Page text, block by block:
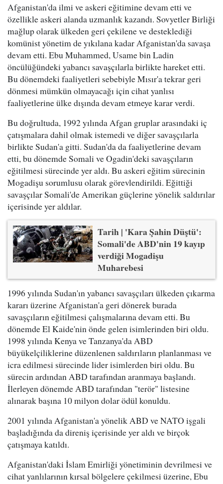
Afganistan'da ilmi ve askeri eğitimine devam etti ve
özellikle askeri alanda uzmanlık kazandı. Sovyetler Birliği
mağlup olarak ülkeden geri çekilene ve desteklediği
komünist yönetim de yıkılana kadar Afganistan'da savaşa
devam etti. Ebu Muhammed, Usame bin Ladin
öncülüğündeki yabancı savaşçılarla birlikte hareket etti.
Bu dönemdeki faaliyetleri sebebiyle Mısır'a tekrar geri
dönmesi mümkün olmayacağı için cihat yanlısı
faaliyetlerine ülke dışında devam etmeye karar verdi.
Bu doğrultuda, 1992 yılında Afgan gruplar arasındaki iç
çatışmalara dahil olmak istemedi ve diğer savaşçılarla
birlikte Sudan'a gitti. Sudan'da da faaliyetlerine devam
etti, bu dönemde Somali ve Ogadin'deki savaşçıların
eğitilmesi sürecinde yer aldı. Bu askeri eğitim sürecinin
Mogadişu sorumlusu olarak görevlendirildi. Eğittiği
savaşçılar Somali'de Amerikan güçlerine yönelik saldırılar
içerisinde yer aldılar.
Tarih | 'Kara Şahin Düştü':
Somali'de ABD'nin 19 kayıp
verdiği Mogadişu
Muharebesi
1996 yılında Sudan'ın yabancı savaşçıları ülkeden çıkarma
kararı üzerine Afganistan'a geri dönerek burada
savaşçıların eğitilmesi çalışmalarına devam etti. Bu
dönemde El Kaide'nin önde gelen isimlerinden biri oldu.
1998 yılında Kenya ve Tanzanya'da ABD
büyükelçiliklerine düzenlenen saldırıların planlanması ve
icra edilmesi sürecinde lider isimlerden biri oldu. Bu
sürecin ardından ABD tarafından aranmaya başlandı.
İlerleyen dönemde ABD tarafından "terör" listesine
alınarak başına 10 milyon dolar ödül konuldu.
2001 yılında Afganistan'a yönelik ABD ve NATO işgali
başladığında da direniş içerisinde yer aldı ve birçok
çatışmaya katıldı.
Afganistan'daki İslam Emirliği yönetiminin devrilmesi ve
cihat yanlılarının kırsal bölgelere çekilmesi üzerine, Ebu